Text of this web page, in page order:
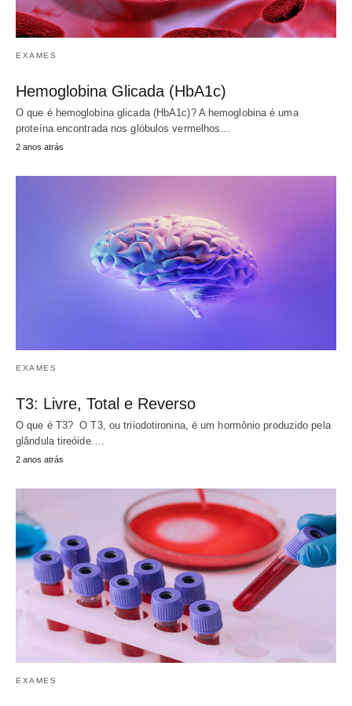
EXAMES
Hemoglobina Glicada (HbA1c)
O que é hemoglobina glicada (HbA1c)? A hemoglobina é uma
proteína encontrada nos glóbulos vermelhos…
2 anos atrás
EXAMES
T3: Livre, Total e Reverso
O que é T3? O T3, ou triiodotironina, é um hormônio produzido pela
glândula tireóide.…
2 anos atrás
EXAMES